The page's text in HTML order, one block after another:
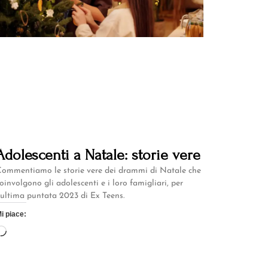
a Natale: storie vere
le storie vere dei drammi di Natale che
gli adolescenti e i loro famigliari, per
puntata 2023 di Ex Teens.
piace: